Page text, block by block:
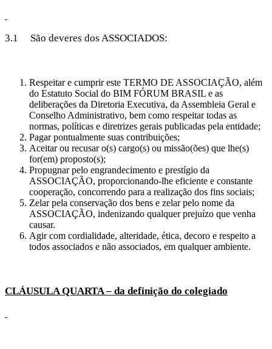
3.1 São deveres dos ASSOCIADOS:
Respeitar e cumprir este TERMO DE ASSOCIAÇÃO, além
do Estatuto Social do BIM FÓRUM BRASIL e as
deliberações da Diretoria Executiva, da Assembleia Geral e
Conselho Administrativo, bem como respeitar todas as
normas, políticas e diretrizes gerais publicadas pela entidade;
Pagar pontualmente suas contribuições;
Aceitar ou recusar o(s) cargo(s) ou missão(ões) que lhe(s)
for(em) proposto(s);
Propugnar pelo engrandecimento e prestígio da
ASSOCIAÇÃO, proporcionando-lhe eficiente e constante
cooperação, concorrendo para a realização dos fins sociais;
Zelar pela conservação dos bens e zelar pelo nome da
ASSOCIAÇÃO, indenizando qualquer prejuízo que venha
causar.
Agir com cordialidade, alteridade, ética, decoro e respeito a
todos associados e não associados, em qualquer ambiente.
CLÁUSULA QUARTA – da definição do colegiado